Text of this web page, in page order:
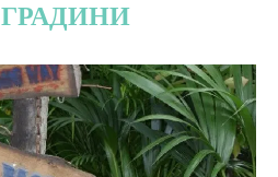
ГРАДИНИ